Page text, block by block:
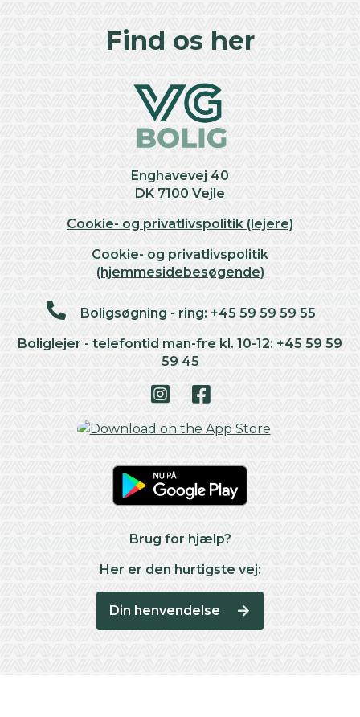
Find os her
Enghavevej 40
DK 7100 Vejle
Cookie- og privatlivspolitik (lejere)
Cookie- og privatlivspolitik
(hjemmesidebesøgende)
Boligsøgning - ring: +45 59 59 59 55
Boliglejer - telefontid man-fre kl. 10-12: +45 59 59
59 45
Brug for hjælp?
Her er den hurtigste vej:
Din henvendelse